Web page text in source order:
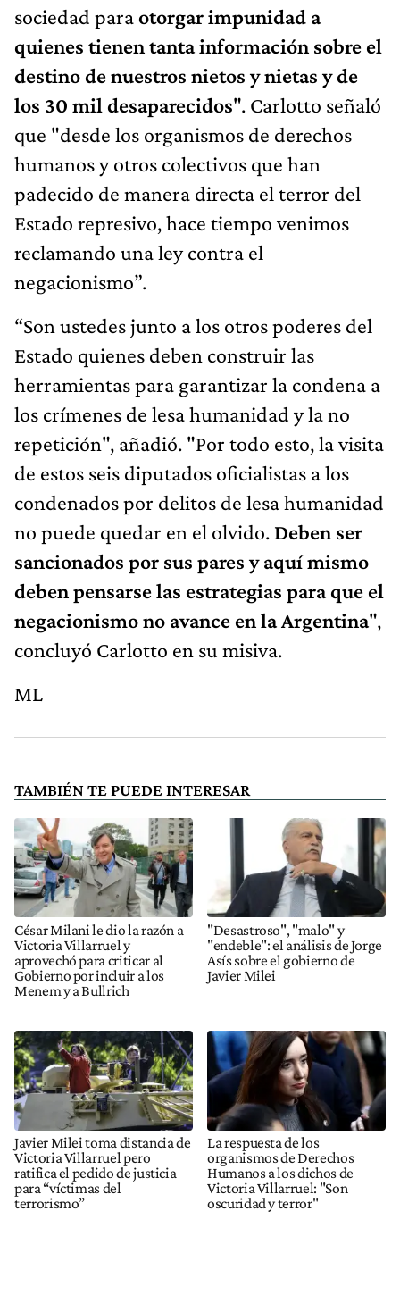
sociedad paraotorgar impunidad a
quienes tienen tanta información sobre el
destino de nuestros nietos y nietas y de
los 30 mil desaparecidos". Carlotto señaló
que "desde los organismos de derechos
humanos y otros colectivos que han
padecido de manera directa el terror del
Estado represivo, hace tiempo venimos
reclamando una ley contra el
negacionismo”.
“Son ustedes junto a los otros poderes del
Estado quienes deben construir las
herramientas para garantizar la condena a
los crímenes de lesa humanidad y la no
repetición", añadió. "Por todo esto, la visita
de estos seis diputados oficialistas a los
condenados por delitos de lesa humanidad
no puede quedar en el olvido. Deben ser
sancionados por sus pares y aquí mismo
deben pensarse las estrategias para que el
negacionismo no avance en la Argentina",
concluyó Carlotto en su misiva.
ML
TAMBIÉN TE PUEDE INTERESAR
César Milani le dio la razón a
Victoria Villarruel y
aprovechó para criticar al
Gobierno por incluir a los
Menem y a Bullrich
"Desastroso", "malo" y
"endeble": el análisis de Jorge
Asís sobre el gobierno de
Javier Milei
Javier Milei toma distancia de
Victoria Villarruel pero
ratifica el pedido de justicia
para “víctimas del
terrorismo”
La respuesta de los
organismos de Derechos
Humanos a los dichos de
Victoria Villarruel: "Son
oscuridad y terror"